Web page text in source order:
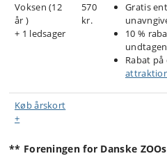
Voksen (12
år )
+ 1 ledsager
570
kr.
Gratis
10 %
Rabat
Køb årskort
+
** Foreningen for Danske